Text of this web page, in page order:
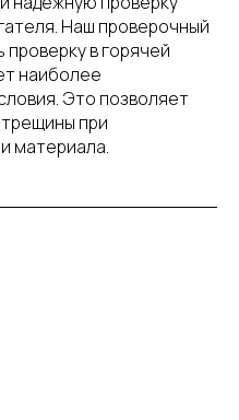
Наш проверочный
в горячей
наиболее
Это позволяет
при
материала.